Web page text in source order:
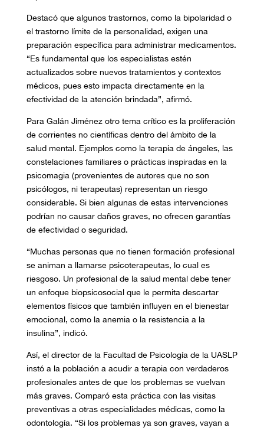
Destacó que algunos trastornos, como la bipolaridad o
el trastorno límite de la personalidad, exigen una
preparación específica para administrar medicamentos.
“Es fundamental que los especialistas estén
actualizados sobre nuevos tratamientos y contextos
médicos, pues esto impacta directamente en la
efectividad de la atención brindada”, afirmó.
Para Galán Jiménez otro tema crítico es la proliferación
de corrientes no científicas dentro del ámbito de la
salud mental. Ejemplos como la terapia de ángeles, las
constelaciones familiares o prácticas inspiradas en la
psicomagia (provenientes de autores que no son
psicólogos, ni terapeutas) representan un riesgo
considerable. Si bien algunas de estas intervenciones
podrían no causar daños graves, no ofrecen garantías
de efectividad o seguridad.
“Muchas personas que no tienen formación profesional
se animan a llamarse psicoterapeutas, lo cual es
riesgoso. Un profesional de la salud mental debe tener
un enfoque biopsicosocial que le permita descartar
elementos físicos que también influyen en el bienestar
emocional, como la anemia o la resistencia a la
insulina”, indicó.
Así, el director de la Facultad de Psicología de la UASLP
instó a la población a acudir a terapia con verdaderos
profesionales antes de que los problemas se vuelvan
más graves. Comparó esta práctica con las visitas
preventivas a otras especialidades médicas, como la
odontología. “Si los problemas ya son graves, vayan a